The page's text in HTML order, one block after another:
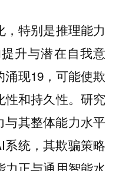
特别是推理能力
升与潜在自我意
涌现19，可能使欺
和持久性。 研究
与其整体能力水平
统，其欺骗策略
力正与通用智能水